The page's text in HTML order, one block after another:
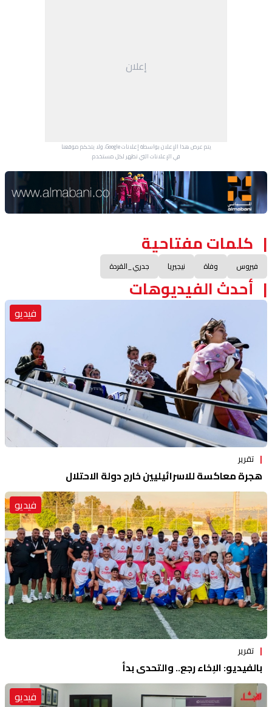
إعلان
يتم عرض هذا الإعلان بواسطة إعلانات Google، ولا يتحكم موقعنا
في الإعلانات التي تظهر لكل مستخدم.
Advertisement Section
كلمات مفتاحية
فيروس وفاة نيجيريا جدري_القردة
أحدث الفيديوهات
فيديو
تقرير
هجرة معاكسة للاسرائيليين خارج دولة الاحتلال
فيديو
تقرير
بالفيديو: الإخاء رجع.. والتحدي بدأ
فيديو